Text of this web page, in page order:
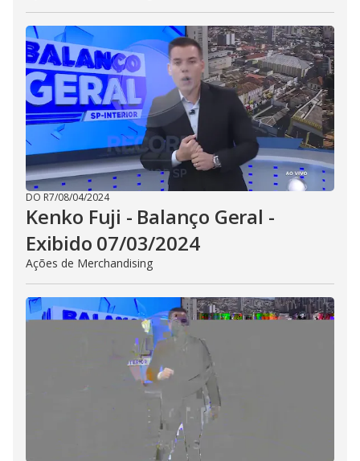
DO R7/08/04/2024
Kenko Fuji - Balanço Geral -
Exibido 07/03/2024
Ações de Merchandising